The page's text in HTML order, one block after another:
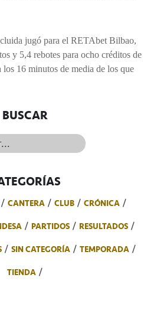
jugó para el RETAbet Bilbao,
y 5,4 rebotes para ocho créditos de
16 minutos de media de los que
BUSCAR
CANTERA CLUB
CRÓNICA
PARTIDOS
RESULTADOS
SIN CATEGORÍA
TEMPORADA
TIENDA